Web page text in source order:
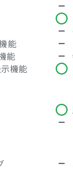
能
能
示機能